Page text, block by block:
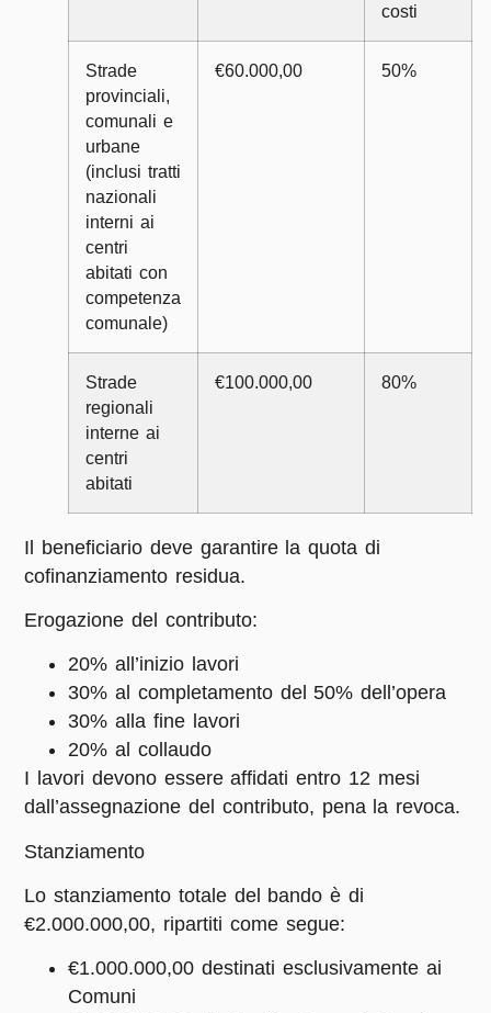
costi
Strade
provinciali,
comunali e
urbane
(inclusi tratti
nazionali
interni ai
centri
abitati con
competenza
comunale)
€60.000,00 50%
Strade
regionali
interne ai
centri
abitati
€100.000,00 80%
Il beneficiario deve garantire la quota di
cofinanziamento residua.
Erogazione del contributo:
20% all’inizio lavori
30% al completamento del 50% dell’opera
30% alla fine lavori
20% al collaudo
I lavori devono essere affidati entro 12 mesi
dall’assegnazione del contributo, pena la revoca.
Stanziamento
Lo stanziamento totale del bando è di
€2.000.000,00, ripartiti come segue:
€1.000.000,00 destinati esclusivamente ai
Comuni